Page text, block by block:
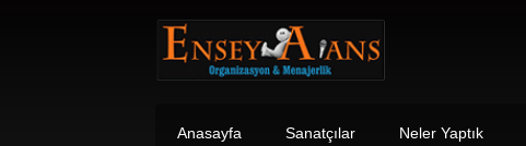
Anasayfa Sanatçılar Neler Yaptık